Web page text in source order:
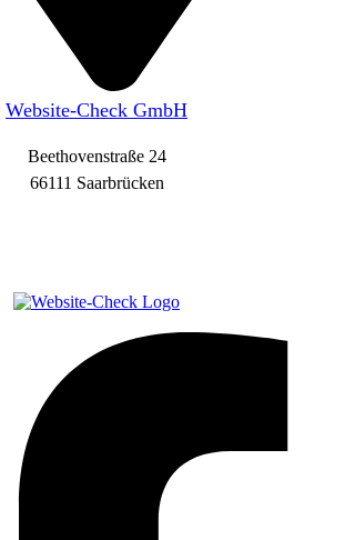
Website-Check GmbH
Beethovenstraße 24
66111 Saarbrücken